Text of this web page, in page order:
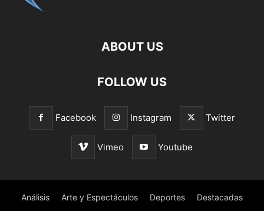
ABOUT US
FOLLOW US
Facebook Instagram Twitter
Vimeo Youtube
Análisis Arte y Espectáculos Deportes Destacadas